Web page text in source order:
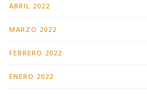
ABRIL 2022
MARZO 2022
FEBRERO 2022
ENERO 2022